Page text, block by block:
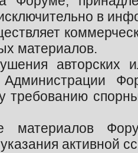
в
материалов.
авторских
Администрации
требованию
материалов
активной